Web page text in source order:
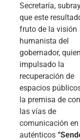
Secretaría,
que este
fruto de la visión
humanista del
gobernador,
impulsado la
recuperación de
espacios
la premisa de
las vías de
comunicación en
auténticos